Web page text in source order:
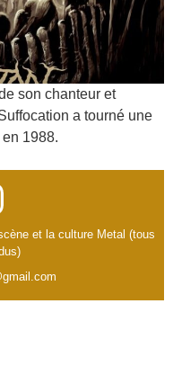
son chanteur et
a tourné une
1988.
et la culture Metal (tous